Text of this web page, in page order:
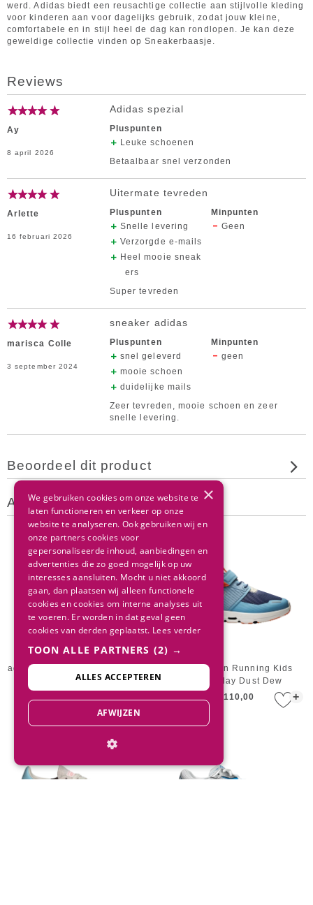
werd. Adidas biedt een reusachtige collectie aan stijlvolle kleding
voor kinderen aan voor dagelijks gebruik, zodat jouw kleine,
comfortabele en in stijl heel de dag kan rondlopen. Je kan deze
geweldige collectie vinden op Sneakerbaasje.
Reviews
Ay
8 april 2026
Adidas spezial
Pluspunten
Leuke schoenen
Betaalbaar snel verzonden
Arlette
16 februari 2026
Uitermate tevreden
Pluspunten
Snelle levering
Verzorgde e-mails
Heel mooie sneak
ers
Minpunten
Geen
Super tevreden
marisca Colle
3 september 2024
sneaker adidas
Pluspunten
snel geleverd
mooie schoen
duidelijke mails
Minpunten
geen
Zeer tevreden, mooie schoen en zeer
snelle levering.
Beoordeel dit product
Andere klanten bekeken ook
adidas Junior Handball Spezial
Victory Blue / Solar Yellow /
Gum
+
Sneaker On Running Kids
Cloud Play Dust Dew
€ 110,00
×
We gebruiken cookies om onze website te
laten functioneren en verkeer op onze
website te analyseren. Ook gebruiken wij en
onze partners cookies voor
gepersonaliseerde inhoud, aanbiedingen en
advertenties die zo goed mogelijk op uw
interesses aansluiten. Mocht u niet akkoord
gaan, dan plaatsen wij alleen functionele
cookies en cookies om interne analyses uit
te voeren. Er worden in dat geval geen
cookies van derden geplaatst. Lees verder
TOON ALLE PARTNERS (2) →
ALLES ACCEPTEREN
AFWIJZEN